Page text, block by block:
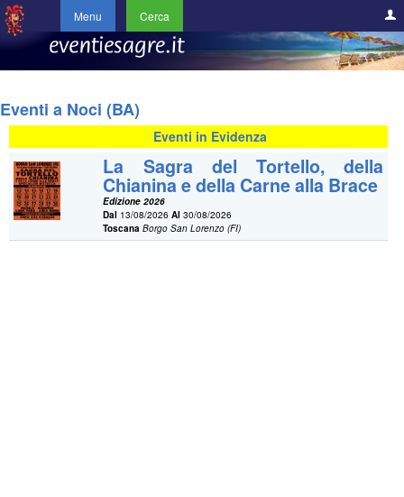
Menu Cerca
Eventi a Noci (BA)
Eventi in Evidenza
La Sagra del Tortello, della
Chianina e della Carne alla Brace
Edizione 2026
Dal 13/08/2026Al 30/08/2026
Toscana Borgo San Lorenzo (FI)